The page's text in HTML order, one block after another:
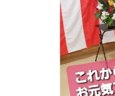
お問い合わせ